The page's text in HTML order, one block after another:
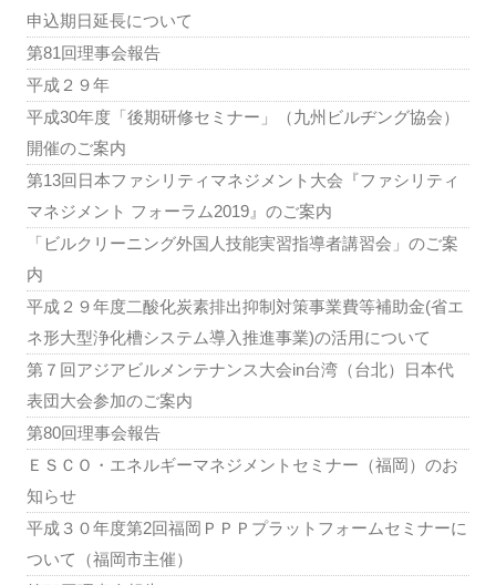
申込期日延長について
第81回理事会報告
平成２９年
平成30年度「後期研修セミナー」（九州ビルヂング協会）
開催のご案内
第13回日本ファシリティマネジメント大会『ファシリティ
マネジメント フォーラム2019』のご案内
「ビルクリーニング外国人技能実習指導者講習会」のご案
内
平成２９年度二酸化炭素排出抑制対策事業費等補助金(省エ
ネ形大型浄化槽システム導入推進事業)の活用について
第７回アジアビルメンテナンス大会in台湾（台北）日本代
表団大会参加のご案内
第80回理事会報告
ＥＳＣＯ・エネルギーマネジメントセミナー（福岡）のお
知らせ
平成３０年度第2回福岡ＰＰＰプラットフォームセミナーに
ついて（福岡市主催）